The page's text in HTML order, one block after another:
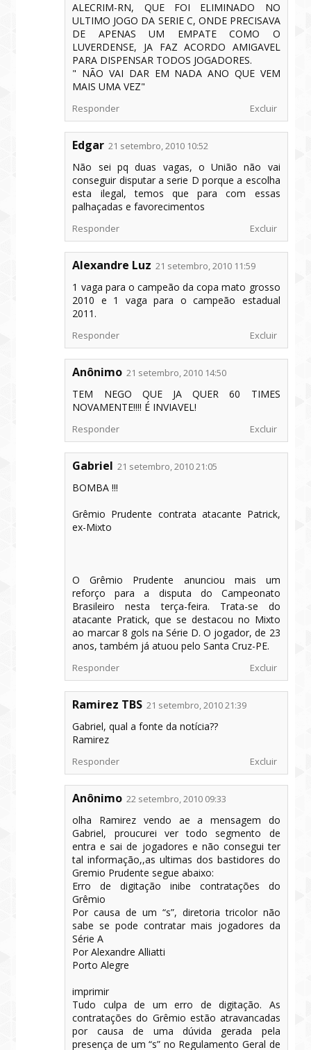
ALECRIM-RN, QUE FOI ELIMINADO NO
ULTIMO JOGO DA SERIE C, ONDE PRECISAVA
DE APENAS UM EMPATE COMO O
LUVERDENSE, JA FAZ ACORDO AMIGAVEL
PARA DISPENSAR TODOS JOGADORES.
" NÃO VAI DAR EM NADA ANO QUE VEM
MAIS UMA VEZ"
Responder Excluir
Edgar 21 setembro, 2010 10:52
Não sei pq duas vagas, o União não vai
conseguir disputar a serie D porque a escolha
esta ilegal, temos que para com essas
palhaçadas e favorecimentos
Responder Excluir
Alexandre Luz 21 setembro, 2010 11:59
1 vaga para o campeão da copa mato grosso
2010 e 1 vaga para o campeão estadual
2011.
Responder Excluir
Anônimo 21 setembro, 2010 14:50
TEM NEGO QUE JA QUER 60 TIMES
NOVAMENTE!!!! É INVIAVEL!
Responder Excluir
Gabriel 21 setembro, 2010 21:05
BOMBA !!!
Grêmio Prudente contrata atacante Patrick,
ex-Mixto
O Grêmio Prudente anunciou mais um
reforço para a disputa do Campeonato
Brasileiro nesta terça-feira. Trata-se do
atacante Pratick, que se destacou no Mixto
ao marcar 8 gols na Série D. O jogador, de 23
anos, também já atuou pelo Santa Cruz-PE.
Responder Excluir
Ramirez TBS 21 setembro, 2010 21:39
Gabriel, qual a fonte da notícia??
Ramirez
Responder Excluir
Anônimo 22 setembro, 2010 09:33
olha Ramirez vendo ae a mensagem do
Gabriel, proucurei ver todo segmento de
entra e sai de jogadores e não consegui ter
tal informação,,as ultimas dos bastidores do
Gremio Prudente segue abaixo:
Erro de digitação inibe contratações do
Grêmio
Por causa de um “s”, diretoria tricolor não
sabe se pode contratar mais jogadores da
Série A
Por Alexandre Alliatti
Porto Alegre
imprimir
Tudo culpa de um erro de digitação. As
contratações do Grêmio estão atravancadas
por causa de uma dúvida gerada pela
presença de um “s” no Regulamento Geral de